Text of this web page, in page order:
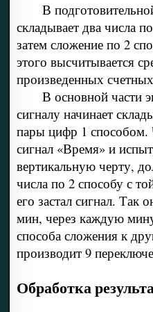
В
складывает два числа
затем сложение по 2
этого высчитывается
произведенных
В основной части
сигналу начинает
пары цифр 1 способом.
сигнал «Время» и
вертикальную черту,
числа по 2 способу с
его застал сигнал. Так
мин, через каждую
способа сложения к
производит 9
Обработка